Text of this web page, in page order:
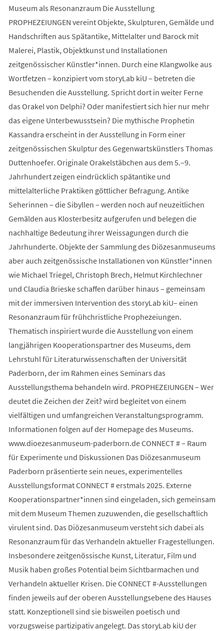
Museum als Resonanzraum Die Ausstellung
PROPHEZEIUNGEN vereint Objekte, Skulpturen, Gemälde und
Handschriften aus Spätantike, Mittelalter und Barock mit
Malerei, Plastik, Objektkunst und Installationen
zeitgenössischer Künstler*innen. Durch eine Klangwolke aus
Wortfetzen – konzipiert vom storyLab kiU – betreten die
Besuchenden die Ausstellung. Spricht dort in weiter Ferne
das Orakel von Delphi? Oder manifestiert sich hier nur mehr
das eigene Unterbewusstsein? Die mythische Prophetin
Kassandra erscheint in der Ausstellung in Form einer
zeitgenössischen Skulptur des Gegenwartskünstlers Thomas
Duttenhoefer. Originale Orakelstäbchen aus dem 5.–9.
Jahrhundert zeigen eindrücklich spätantike und
mittelalterliche Praktiken göttlicher Befragung. Antike
Seherinnen – die Sibyllen – werden noch auf neuzeitlichen
Gemälden aus Klosterbesitz aufgerufen und belegen die
nachhaltige Bedeutung ihrer Weissagungen durch die
Jahrhunderte. Objekte der Sammlung des Diözesanmuseums
aber auch zeitgenössische Installationen von Künstler*innen
wie Michael Triegel, Christoph Brech, Helmut Kirchlechner
und Claudia Brieske schaffen darüber hinaus – gemeinsam
mit der immersiven Intervention des storyLab kiU– einen
Resonanzraum für frühchristliche Prophezeiungen.
Thematisch inspiriert wurde die Ausstellung von einem
langjährigen Kooperationspartner des Museums, dem
Lehrstuhl für Literaturwissenschaften der Universität
Paderborn, der im Rahmen eines Seminars das
Ausstellungsthema behandeln wird. PROPHEZEIUNGEN – Wer
deutet die Zeichen der Zeit? wird begleitet von einem
vielfältigen und umfangreichen Veranstaltungsprogramm.
Informationen folgen auf der Homepage des Museums.
www.dioezesanmuseum-paderborn.de CONNECT # – Raum
für Experimente und Diskussionen Das Diözesanmuseum
Paderborn präsentierte sein neues, experimentelles
Ausstellungsformat CONNECT # erstmals 2025. Externe
Kooperationspartner*innen sind eingeladen, sich gemeinsam
mit dem Museum Themen zuzuwenden, die gesellschaftlich
virulent sind. Das Diözesanmuseum versteht sich dabei als
Resonanzraum für das Verhandeln aktueller Fragestellungen.
Insbesondere zeitgenössische Kunst, Literatur, Film und
Musik haben großes Potential beim Sichtbarmachen und
Verhandeln aktueller Krisen. Die CONNECT #-Ausstellungen
finden jeweils auf der oberen Ausstellungsebene des Hauses
statt. Konzeptionell sind sie bisweilen poetisch und
vorzugsweise partizipativ angelegt. Das storyLab kiU der